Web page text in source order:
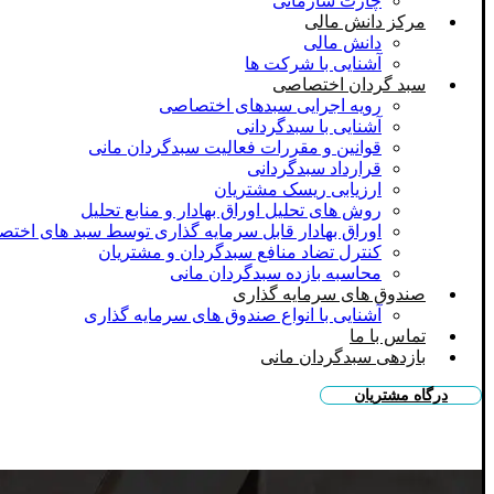
مرکز دانش مالی
دانش مالی
آشنایی با شرکت ها
سبد گردان اختصاصی
رویه اجرایی سبد‌های اختصاصی
آشنایی با سبدگردانی
قوانین و مقررات فعالیت سبدگردان مانی
قرارداد سبدگردانی
ارزیابی ریسک مشتریان
روش های تحلیل اوراق بهادار و منابع تحلیل
اوراق بهادار قابل سرمایه گذاری توسط سبد های
کنترل تضاد منافع سبدگردان و مشتریان
محاسبه بازده سبدگردان مانی
صندوق های سرمایه گذاری
آشنایی با انواع صندوق های سرمایه گذاری
تماس با ما
بازدهی سبدگردان مانی
درگاه مشتریان